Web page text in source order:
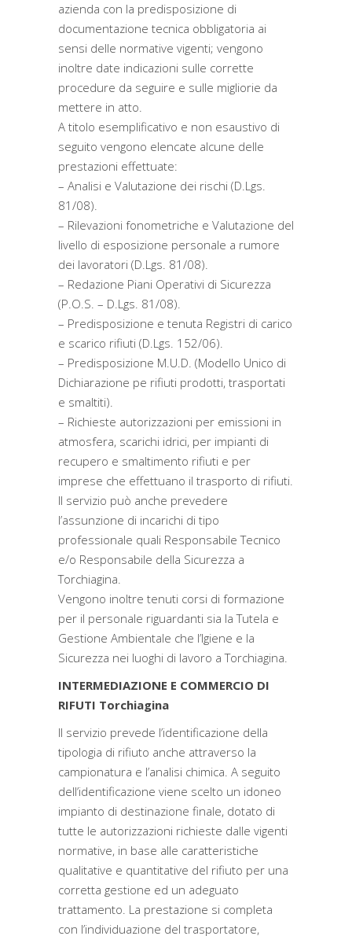
azienda con la predisposizione di
documentazione tecnica obbligatoria ai
sensi delle normative vigenti; vengono
inoltre date indicazioni sulle corrette
procedure da seguire e sulle migliorie da
mettere in atto.
A titolo esemplificativo e non esaustivo di
seguito vengono elencate alcune delle
prestazioni effettuate:
– Analisi e Valutazione dei rischi (D.Lgs.
81/08).
– Rilevazioni fonometriche e Valutazione del
livello di esposizione personale a rumore
dei lavoratori (D.Lgs. 81/08).
– Redazione Piani Operativi di Sicurezza
(P.O.S. – D.Lgs. 81/08).
– Predisposizione e tenuta Registri di carico
e scarico rifiuti (D.Lgs. 152/06).
– Predisposizione M.U.D. (Modello Unico di
Dichiarazione pe rifiuti prodotti, trasportati
e smaltiti).
– Richieste autorizzazioni per emissioni in
atmosfera, scarichi idrici, per impianti di
recupero e smaltimento rifiuti e per
imprese che effettuano il trasporto di rifiuti.
Il servizio può anche prevedere
l’assunzione di incarichi di tipo
professionale quali Responsabile Tecnico
e/o Responsabile della Sicurezza a
Torchiagina.
Vengono inoltre tenuti corsi di formazione
per il personale riguardanti sia la Tutela e
Gestione Ambientale che l’Igiene e la
Sicurezza nei luoghi di lavoro a Torchiagina.
INTERMEDIAZIONE E COMMERCIO DI
RIFUTI Torchiagina
Il servizio prevede l’identificazione della
tipologia di rifiuto anche attraverso la
campionatura e l’analisi chimica. A seguito
dell’identificazione viene scelto un idoneo
impianto di destinazione finale, dotato di
tutte le autorizzazioni richieste dalle vigenti
normative, in base alle caratteristiche
qualitative e quantitative del rifiuto per una
corretta gestione ed un adeguato
trattamento. La prestazione si completa
con l’individuazione del trasportatore,